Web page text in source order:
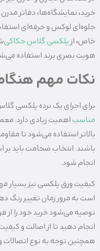
خرید، نمایشگاه‌ها، دفاتر مدرن
جلوه‌ای لوکس و حرفه‌ای
خاص، از پلکسی گلاس حکاکی‌
هویت بصری برند استفاده
نکات مهم
برای اجرای یک نرده پلکسی
مناسباهمیت زیادی دارد.
بالاتر استفاده می‌شود تا
باشند. انتخاب ضخامت باید
انجام شود.
کیفیت ورق پلکسی نیز
است به مرور زمان تغییر رنگ
توصیه می‌شود خرید خود را از
انجام دهید تا از اصالت و
همچنین توجه به نوع اتصالات